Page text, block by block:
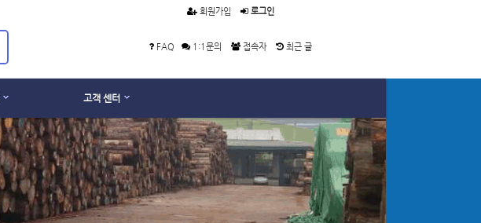
회원가입 로그인
FAQ 1:1문의 접속자 최근 글
고객 센터